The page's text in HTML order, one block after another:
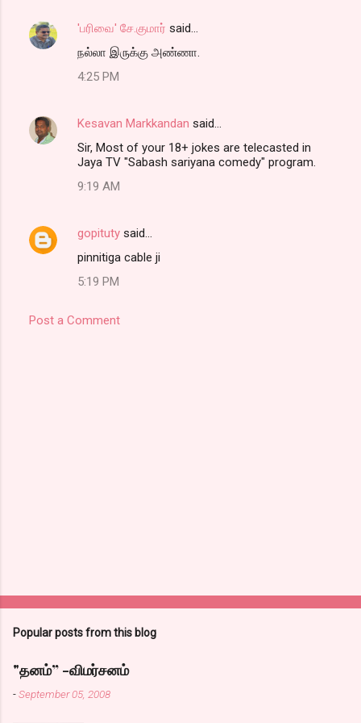
'பரிவை' சே.குமார் said…
நல்லா இருக்கு அண்ணா.
4:25 PM
Kesavan Markkandan said…
Sir, Most of your 18+ jokes are telecasted in
Jaya TV "Sabash sariyana comedy" program.
9:19 AM
gopituty said…
pinnitiga cable ji
5:19 PM
Post a Comment
Popular posts from this blog
"தனம்” -விமர்சனம்
-September 05, 2008